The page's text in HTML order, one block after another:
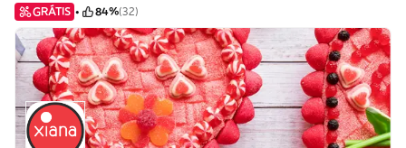
GRÁTIS 84%(32)